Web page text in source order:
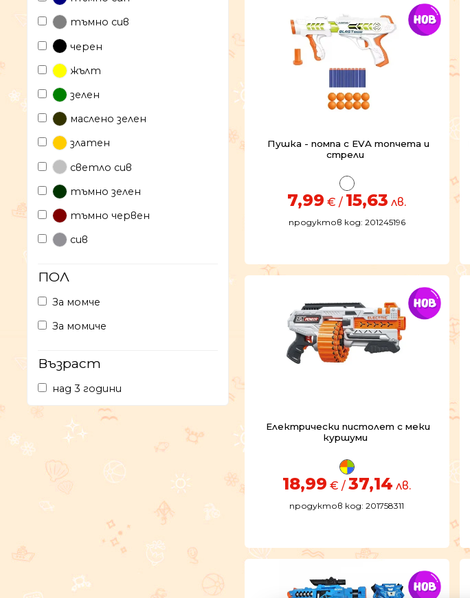
тъмно сив
черен
жълт
зелен
маслено зелен
златен
светло сив
тъмно зелен
тъмно червен
сив
ПОЛ
За момче
За момиче
Възраст
над 3 години
Пушка - помпа с EVA топчета и
стрели
7,99 € / 15,63 лв.
продуктов код: 201245196
Електрически пистолет с меки
куршуми
18,99 € /37,14 лв.
продуктов код: 201758311